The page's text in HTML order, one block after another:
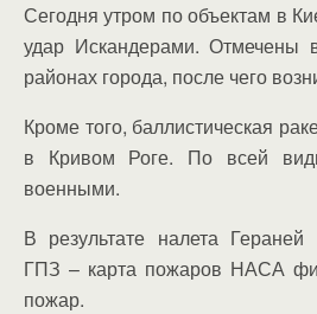
Сегодня утром по объектам в
удар Искандерами. Отмечены
районах города, после чего
Кроме того, баллистическая
в Кривом Роге. По всей
военными.
В результате налета Гераней
ГПЗ – карта пожаров НАСА
пожар.